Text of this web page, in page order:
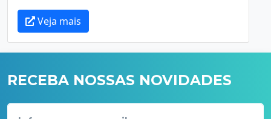
Veja mais
RECEBA NOSSAS NOVIDADES